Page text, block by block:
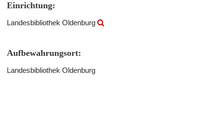
Einrichtung:
Landesbibliothek Oldenburg
Aufbewahrungsort:
Landesbibliothek Oldenburg